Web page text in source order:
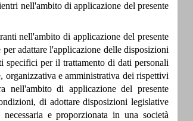
nell'ambito di applicazione del presente
nell'ambito di applicazione del presente
adattare l'applicazione delle disposizioni
specifici per il trattamento di dati personali
organizzativa e amministrativa dei rispettivi
nell'ambito di applicazione del presente
di adottare disposizioni legislative
e proporzionata in una società